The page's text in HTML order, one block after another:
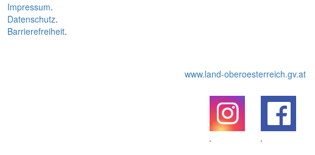
Impressum.
Datenschutz.
Barrierefreiheit.
www.land-oberoesterreich.gv.at
.
.